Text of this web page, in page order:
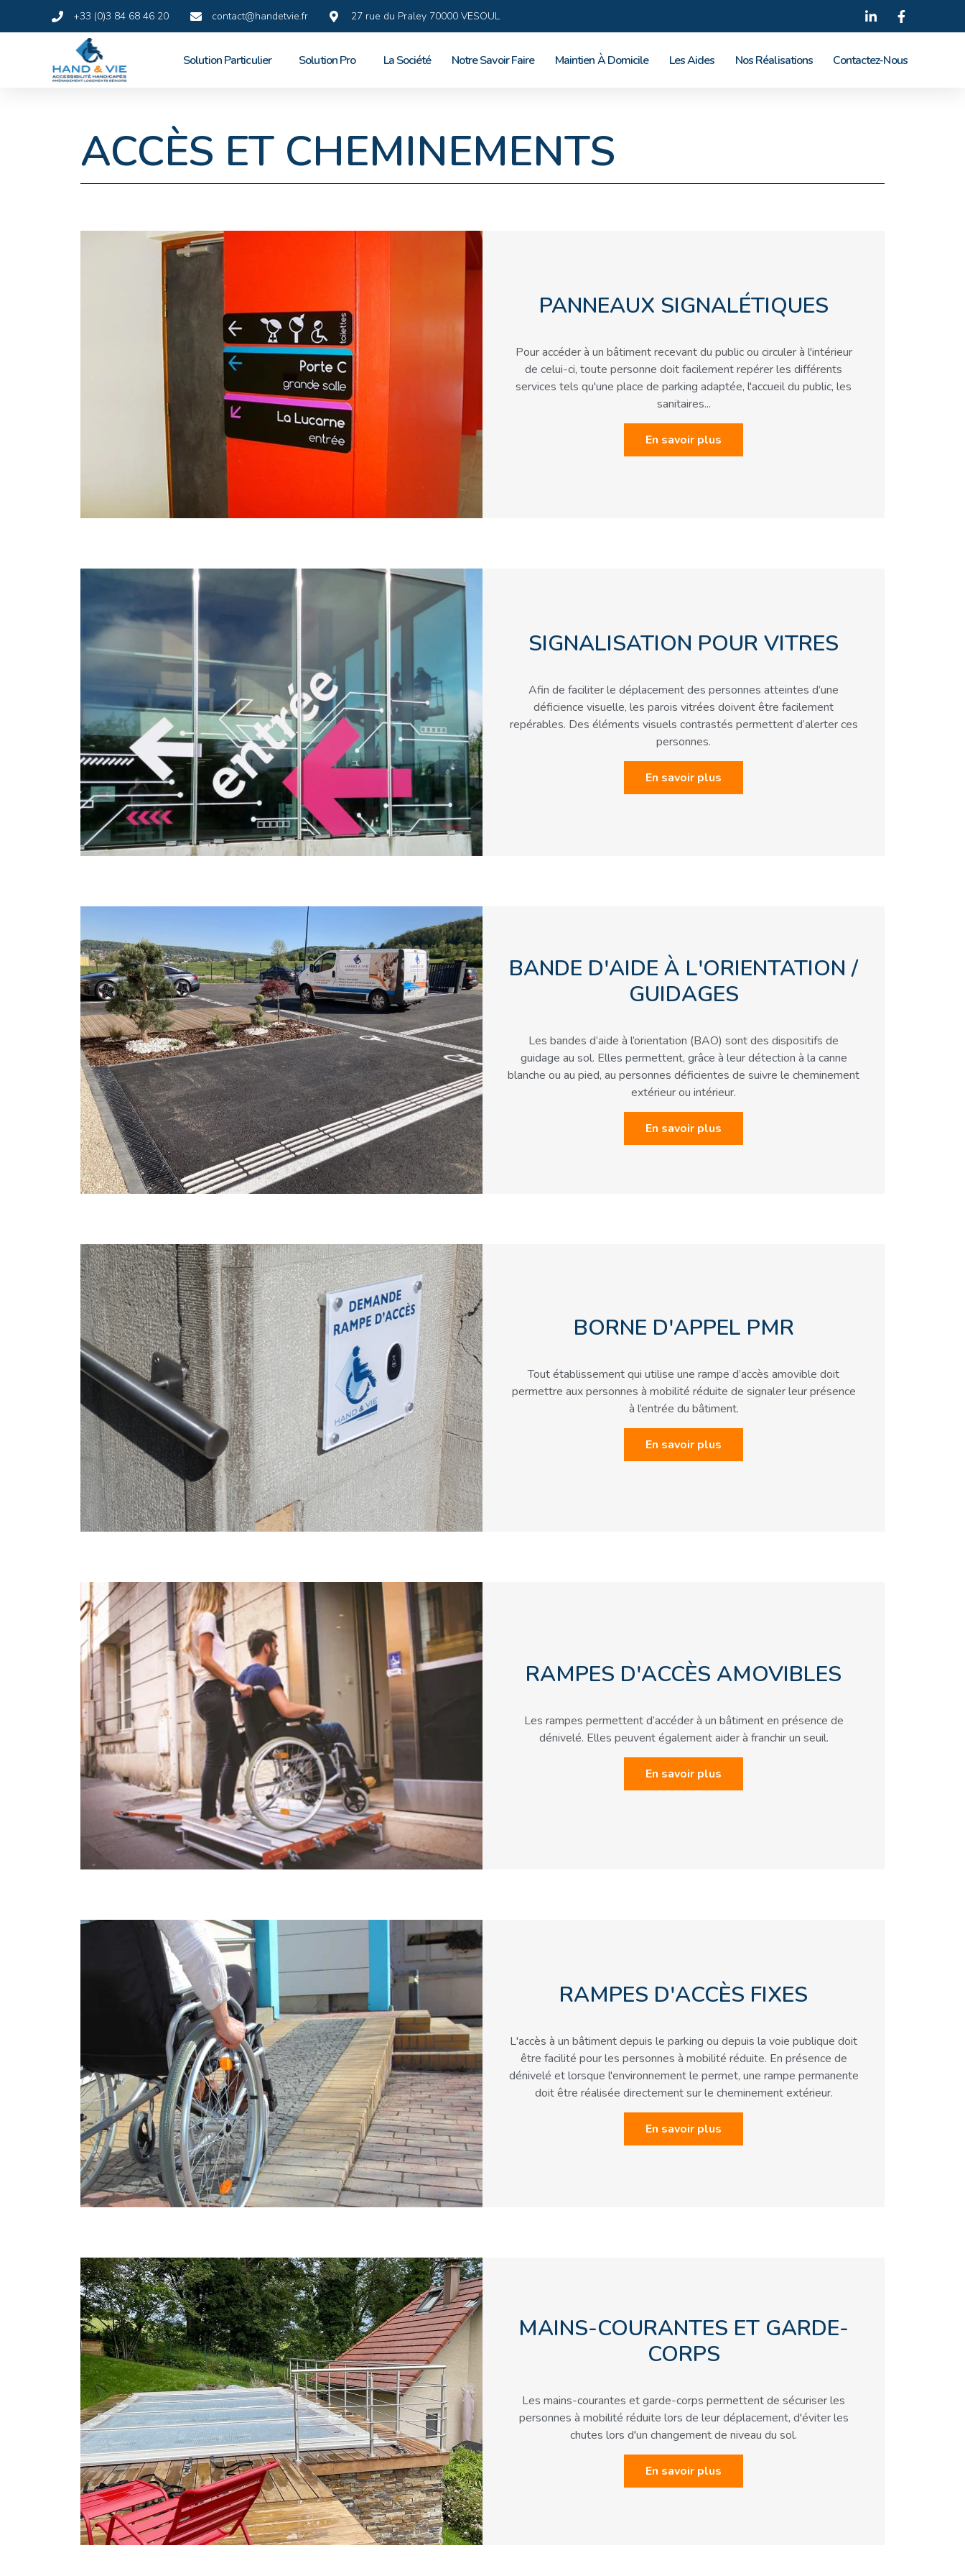
+33 (0)3 84 68 46 20 contact@handetvie.fr 27 rue du Praley 70000 VESOUL
Solution Particulier Solution Pro La Société Notre Savoir Faire Maintien À Domicile Les Aides Nos Réalisations Contactez-Nous
ACCÈS ET CHEMINEMENTS
PANNEAUX SIGNALÉTIQUES
Pour accéder à un bâtiment recevant du public ou circuler à l'intérieur
de celui-ci, toute personne doit facilement repérer les différents
services tels qu'une place de parking adaptée, l'accueil du public, les
sanitaires...
En savoir plus
SIGNALISATION POUR VITRES
Afin de faciliter le déplacement des personnes atteintes d’une
déficience visuelle, les parois vitrées doivent être facilement
repérables. Des éléments visuels contrastés permettent d’alerter ces
personnes.
En savoir plus
BANDE D'AIDE À L'ORIENTATION /
GUIDAGES
Les bandes d’aide à l’orientation (BAO) sont des dispositifs de
guidage au sol. Elles permettent, grâce à leur détection à la canne
blanche ou au pied, au personnes déficientes de suivre le cheminement
extérieur ou intérieur.
En savoir plus
BORNE D'APPEL PMR
Tout établissement qui utilise une rampe d’accès amovible doit
permettre aux personnes à mobilité réduite de signaler leur présence
à l’entrée du bâtiment.
En savoir plus
RAMPES D'ACCÈS AMOVIBLES
Les rampes permettent d’accéder à un bâtiment en présence de
dénivelé. Elles peuvent également aider à franchir un seuil.
En savoir plus
RAMPES D'ACCÈS FIXES
L'accès à un bâtiment depuis le parking ou depuis la voie publique doit
être facilité pour les personnes à mobilité réduite. En présence de
dénivelé et lorsque l'environnement le permet, une rampe permanente
doit être réalisée directement sur le cheminement extérieur.
En savoir plus
MAINS-COURANTES ET GARDE-
CORPS
Les mains-courantes et garde-corps permettent de sécuriser les
personnes à mobilité réduite lors de leur déplacement, d'éviter les
chutes lors d'un changement de niveau du sol.
En savoir plus